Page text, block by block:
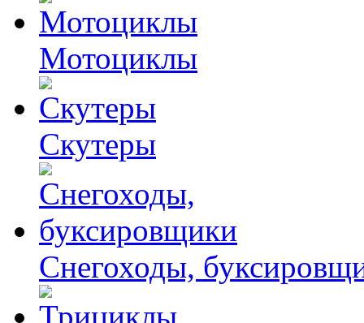
Мотоциклы
Скутеры
Снегоходы,